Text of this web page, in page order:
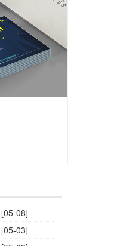
[05-08]
[05-03]